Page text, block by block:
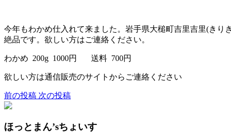
今年もわかめ仕入れて来ました。岩手県大槌町吉里吉里(きり
絶品です。欲しい方はご連絡ください。
わかめ 200g 1000円 送料 700円
欲しい方は通信販売のサイトからご連絡ください
前の投稿 次の投稿
ほっとまん’sちょいす